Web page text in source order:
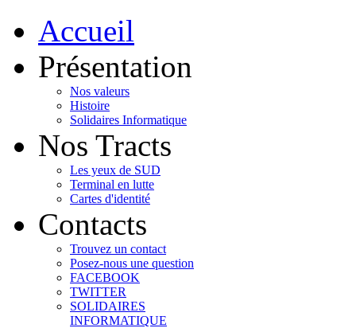
Accueil
Présentation
Nos valeurs
Histoire
Solidaires Informatique
Nos Tracts
Les yeux de SUD
Terminal en lutte
Cartes d'identité
Contacts
Trouvez un contact
Posez-nous une question
FACEBOOK
TWITTER
SOLIDAIRES
INFORMATIQUE